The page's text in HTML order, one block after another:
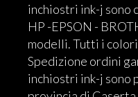
inchiostri ink-j sono
HP -EPSON -
modelli. Tutti i
Spedizione ordini
inchiostri ink-j sono